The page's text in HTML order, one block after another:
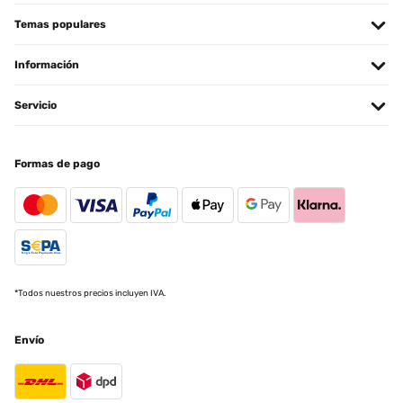
Temas populares
Información
Servicio
Formas de pago
*Todos nuestros precios incluyen IVA.
Envío